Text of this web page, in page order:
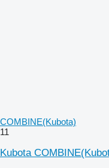
COMBINE(Kubota)
11
Kubota